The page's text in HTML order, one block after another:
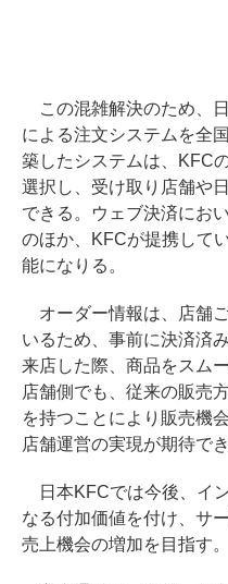
この混雑解決のため、
による注文システムを全
築したシステムは、KFC
選択し、受け取り店舗や
できる。ウェブ決済にお
のほか、KFCが提携して
能になりる。
オーダー情報は、店舗
いるため、事前に決済済
来店した際、商品をスム
店舗側でも、従来の販売
を持つことにより販売機
店舗運営の実現が期待で
日本KFCでは今後、イ
なる付加価値を付け、サ
売上機会の増加を目指す。